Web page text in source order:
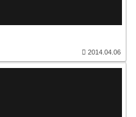
2014.04.06